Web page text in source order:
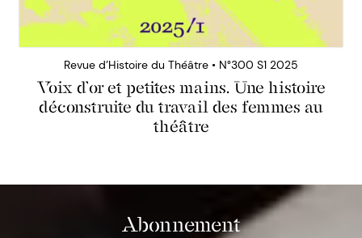
Revue d’Histoire du Théâtre • N°300 S1 2025
Voix d’or et petites mains. Une histoire
déconstruite du travail des femmes au
théâtre
Abonnement